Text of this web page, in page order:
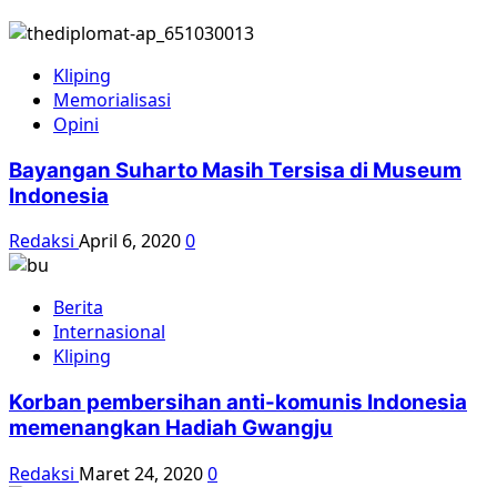
Kliping
Memorialisasi
Opini
Bayangan Suharto Masih Tersisa di Museum
Indonesia
Redaksi April 6, 20200
Berita
Internasional
Kliping
Korban pembersihan anti-komunis Indonesia
memenangkan Hadiah Gwangju
Redaksi Maret 24, 20200